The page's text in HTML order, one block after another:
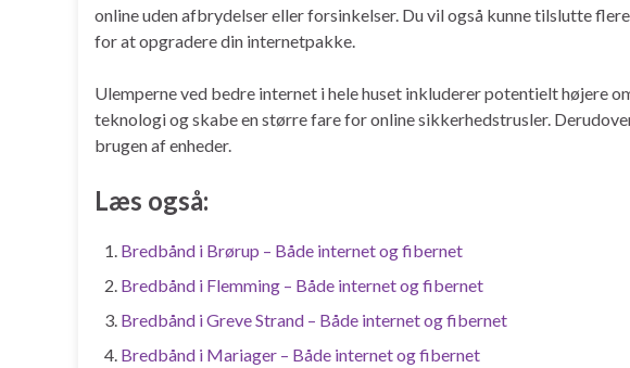
online uden afbrydelser eller forsinkelser. Du vil også kunne tilslutte
for at opgradere din internetpakke.
Ulemperne ved bedre internet i hele huset inkluderer potentielt højere
teknologi og skabe en større fare for online sikkerhedstrusler.
brugen af ​​enheder.
Læs også:
Bredbånd i Brørup – Både internet og fibernet
Bredbånd i Flemming – Både internet og fibernet
Bredbånd i Greve Strand – Både internet og fibernet
Bredbånd i Mariager – Både internet og fibernet